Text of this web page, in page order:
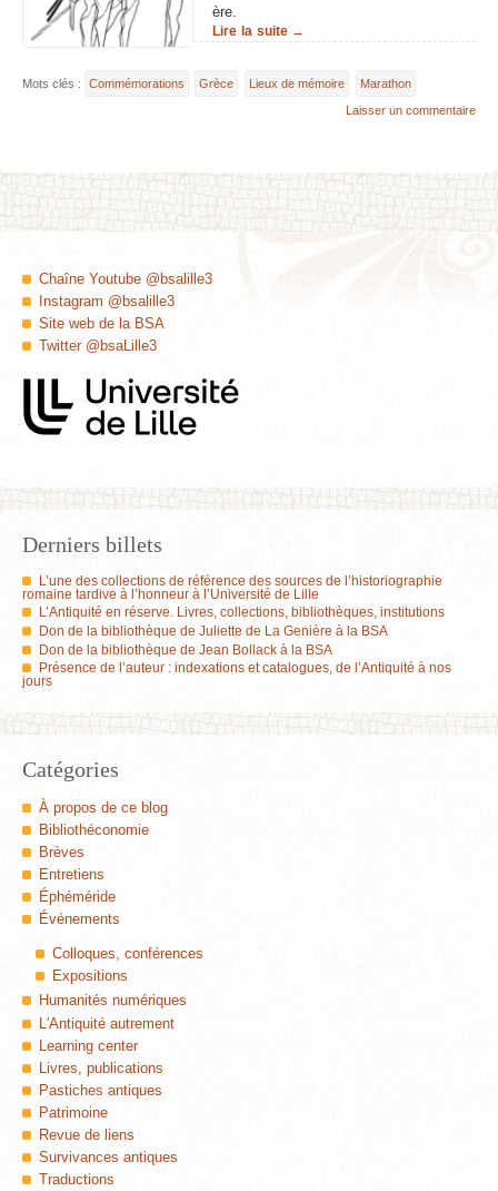
ère.
Lire la suite →
Mots clés : Commémorations Grèce Lieux de mémoire
Marathon
Laisser un commentaire
Chaîne Youtube @bsalille3
Instagram @bsalille3
Site web de la BSA
Twitter @bsaLille3
Derniers billets
L’une des collections de référence des sources de l’historiographie
romaine tardive à l’honneur à l’Université de Lille
L’Antiquité en réserve. Livres, collections, bibliothèques, institutions
Don de la bibliothèque de Juliette de La Genière à la BSA
Don de la bibliothèque de Jean Bollack à la BSA
Présence de l’auteur : indexations et catalogues, de l’Antiquité à nos
jours
Catégories
À propos de ce blog
Bibliothéconomie
Brèves
Entretiens
Éphéméride
Événements
Colloques, conférences
Expositions
Humanités numériques
L'Antiquité autrement
Learning center
Livres, publications
Pastiches antiques
Patrimoine
Revue de liens
Survivances antiques
Traductions